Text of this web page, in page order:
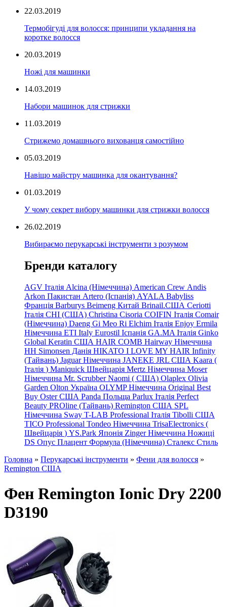
22.03.2019
Термобігуді для волосся: принципи укладання на
коротке волосся
20.03.2019
Ножі для машинки
14.03.2019
Набори машинок для стрижки
11.03.2019
Стрижемо домашнього вихованця самостійно
05.03.2019
Навіщо майстру машинка для окантування?
01.03.2019
У чому секрет вибору машинки для стрижки волосся
26.02.2019
Вибираємо перукарські інструменти з розумом
Бренди каталогу
AGV Італія Alcina (Німеччина) American Crew Andis
Arkon Пакистан Artero (Іспанія) AYALA Babyliss
Франція Barburys Beimeng Китай Brinail.США Ceriotti
Італія CHI (США) Christina Cisoria COIFIN Італія Comair
(Німеччина) Daeng Gi Meo Ri Elchim Італія Enjoy Ermila
Німеччина ETI Italy Eurostil Іспанія GA.MA Італія Ginko
Global Keratin США HAIR COMB Hairway Німеччина
HH Simonsen Данія HIKATO I LOVE MY HAIR Infinity
(Тайвань) Jaguar Німеччина JANEKE JRL США Kaara (
Італія ) Maniquick Швейцарія Mertz Німеччина Moser
Німеччина Mr. Scrubber Naomi ( США) Olaplex Olivia
Garden Olton Україна OLYMP Німеччина Original Best
Buy Oster США Panda Польща Parlux Італія Perfect
Beauty PROline (Тайвань) Remington США SPL
Німеччина Sway T-LAB Professional Італія Tibolli США
TICO Professional Tondeo Німеччина TrisaElectronics (
Швейцарія ) YS.Park Японія Zinger Німеччина Ножиці
DS Опус Плацент Формула (Німеччина) Сталекс Стиль
Головна » Перукарські інструменти » Фени для волосся »
Remington США
Фен Remington Ionic Dry 2200
D3190